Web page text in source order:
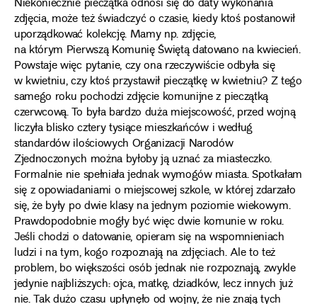
zdjęcia, może też świadczyć o czasie, kiedy ktoś postanowił
uporządkować kolekcję. Mamy np. zdjęcie,
na którym Pierwszą Komunię Świętą datowano na kwiecień.
Powstaje więc pytanie, czy ona rzeczywiście odbyła się
w kwietniu, czy ktoś przystawił pieczątkę w kwietniu? Z tego
samego roku pochodzi zdjęcie komunijne z pieczątką
czerwcową. To była bardzo duża miejscowość, przed wojną
liczyła blisko cztery tysiące mieszkańców i według
standardów ilościowych Organizacji Narodów
Zjednoczonych można byłoby ją uznać za miasteczko.
Formalnie nie spełniała jednak wymogów miasta. Spotkałam
się z opowiadaniami o miejscowej szkole, w której zdarzało
się, że były po dwie klasy na jednym poziomie wiekowym.
Prawdopodobnie mogły być więc dwie komunie w roku.
Jeśli chodzi o datowanie, opieram się na wspomnieniach
ludzi i na tym, kogo rozpoznają na zdjęciach. Ale to też
problem, bo większości osób jednak nie rozpoznają, zwykle
jedynie najbliższych: ojca, matkę, dziadków, lecz innych już
nie. Tak dużo czasu upłynęło od wojny, że nie znają tych